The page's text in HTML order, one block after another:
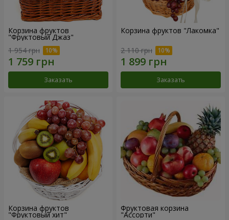
Корзина фруктов
"Фруктовый Джаз"
1 954 грн
Заказать
Корзина фруктов "Лакомка"
2 110 грн
Заказать
Корзина фруктов
"Фруктовый хит"
Фруктовая корзина
"Ассорти"